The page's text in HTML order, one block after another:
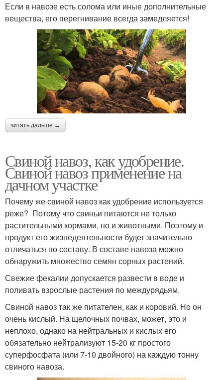
Если в навозе есть солома или иные дополнительные
вещества, его перегнивание всегда замедляется!
читать дальше →
Свиной навоз, как удобрение.
Свиной навоз применение на
дачном участке
Почему же свиной навоз как удобрение используется
реже? Потому что свиньи питаются не только
растительными кормами, но и животными. Поэтому и
продукт его жизнедеятельности будет значительно
отличаться по составу. В составе навоза можно
обнаружить множество семян сорных растений.
Свежие фекалии допускается развести в воде и
поливать взрослые растения по междурядьям.
Свиной навоз так же питателен, как и коровий. Но он
очень кислый. На щелочных почвах, может, это и
неплохо, однако на нейтральных и кислых его
обязательно нейтрализуют 15-20 кг простого
суперфосфата (или 7-10 двойного) на каждую тонну
свиного навоза.